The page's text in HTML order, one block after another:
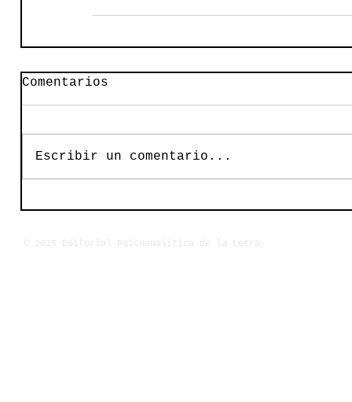
Comentarios
Escribir un comentario...
© 2015 Editorial Psicoanalítica de la Letra